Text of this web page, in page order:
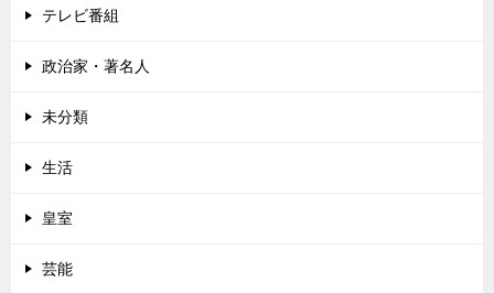
テレビ番組
政治家・著名人
未分類
生活
皇室
芸能